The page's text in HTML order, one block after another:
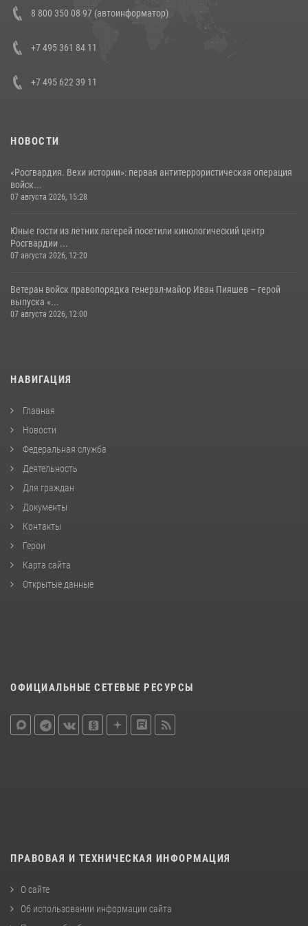
В Росгвардии прошла военно-научная конференция по обобщению
боевого опыта
8 800 350 08 97 (автоинформатор)
+7 495 361 84 11
+7 495 622 39 11
НОВОСТИ
«Росгвардия. Вехи истории»: первая антитеррористическая операция
войск...
07 августа 2026, 15:28
Юные гости из летних лагерей посетили кинологический центр
Росгвардии ...
07 августа 2026, 12:20
Ветеран войск правопорядка генерал-майор Иван Пияшев – герой
выпуска «...
07 августа 2026, 12:00
НАВИГАЦИЯ
Главная
Новости
Федеральная служба
Деятельность
Для граждан
Документы
Контакты
Герои
Карта сайта
Открытые данные
ОФИЦИАЛЬНЫЕ СЕТЕВЫЕ РЕСУРСЫ
ПРАВОВАЯ И ТЕХНИЧЕСКАЯ ИНФОРМАЦИЯ
О сайте
Об использовании информации сайта